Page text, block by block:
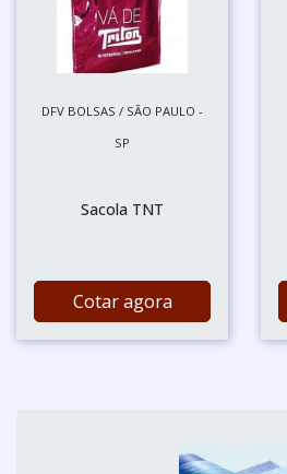
DFV BOLSAS / SÃO PAULO -
SP
Sacola TNT
Cotar agora